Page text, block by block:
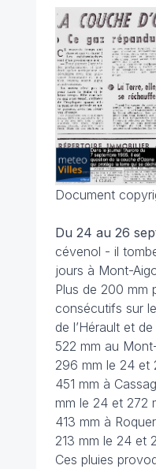
Document
Du 24 au 26
cévenol - il
jours à Mont-
Plus de 200 mm
consécutifs sur
de l’Hérault et
522 mm au
296 mm le 24 et
451 mm à
mm le 24 et 272
413 mm à
213 mm le 24 et
Ces pluies